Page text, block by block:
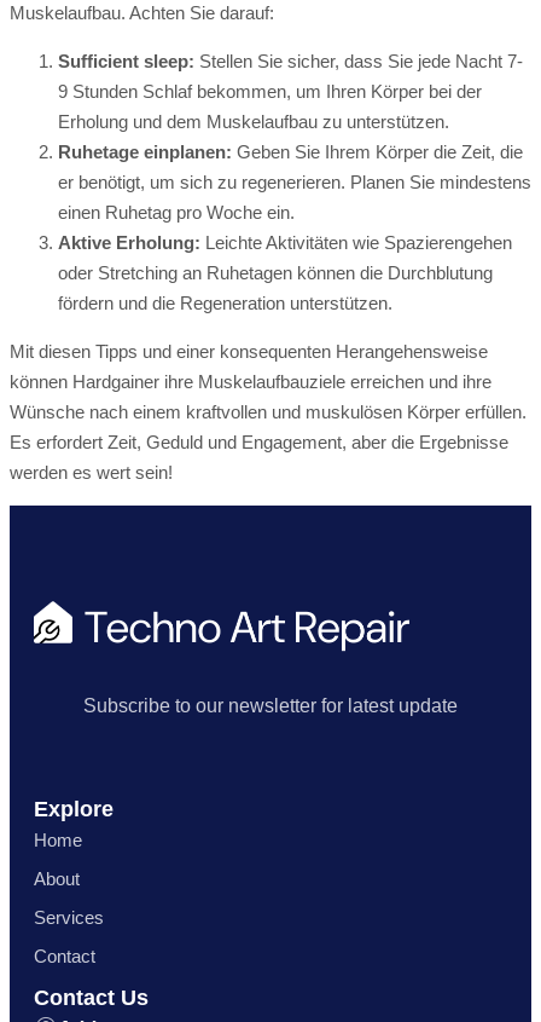
Muskelaufbau. Achten Sie darauf:
Sufficient sleep: Stellen Sie sicher, dass Sie jede Nacht 7-
9 Stunden Schlaf bekommen, um Ihren Körper bei der
Erholung und dem Muskelaufbau zu unterstützen.
Ruhetage einplanen: Geben Sie Ihrem Körper die Zeit, die
er benötigt, um sich zu regenerieren. Planen Sie mindestens
einen Ruhetag pro Woche ein.
Aktive Erholung: Leichte Aktivitäten wie Spazierengehen
oder Stretching an Ruhetagen können die Durchblutung
fördern und die Regeneration unterstützen.
Mit diesen Tipps und einer konsequenten Herangehensweise
können Hardgainer ihre Muskelaufbauziele erreichen und ihre
Wünsche nach einem kraftvollen und muskulösen Körper erfüllen.
Es erfordert Zeit, Geduld und Engagement, aber die Ergebnisse
werden es wert sein!
Subscribe to our newsletter for latest update
Explore
Home
About
Services
Contact
Contact Us